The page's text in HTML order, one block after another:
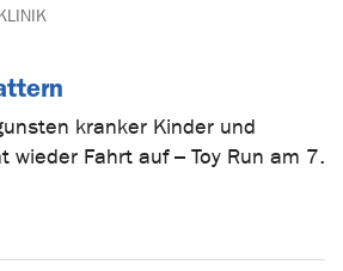
kranker Kinder und
wieder Fahrt auf – Toy Run am 7.